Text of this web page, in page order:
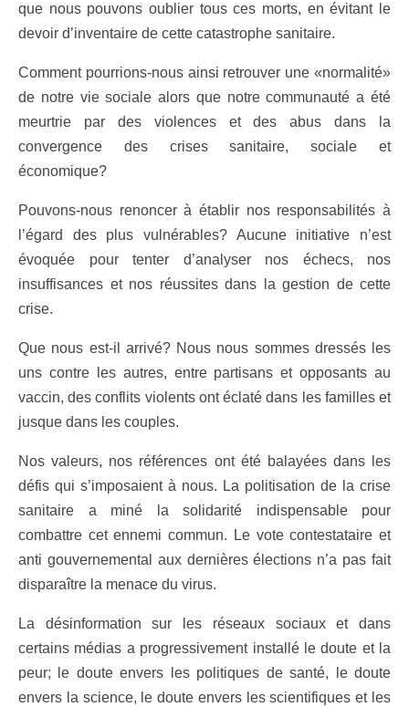
que nous pouvons oublier tous ces morts, en évitant le
devoir d’inventaire de cette catastrophe sanitaire.
Comment pourrions-nous ainsi retrouver une «normalité»
de notre vie sociale alors que notre communauté a été
meurtrie par des violences et des abus dans la
convergence des crises sanitaire, sociale et
économique?
Pouvons-nous renoncer à établir nos responsabilités à
l’égard des plus vulnérables? Aucune initiative n’est
évoquée pour tenter d’analyser nos échecs, nos
insuffisances et nos réussites dans la gestion de cette
crise.
Que nous est-il arrivé? Nous nous sommes dressés les
uns contre les autres, entre partisans et opposants au
vaccin, des conflits violents ont éclaté dans les familles et
jusque dans les couples.
Nos valeurs, nos références ont été balayées dans les
défis qui s’imposaient à nous. La politisation de la crise
sanitaire a miné la solidarité indispensable pour
combattre cet ennemi commun. Le vote contestataire et
anti gouvernemental aux dernières élections n’a pas fait
disparaître la menace du virus.
La désinformation sur les réseaux sociaux et dans
certains médias a progressivement installé le doute et la
peur; le doute envers les politiques de santé, le doute
envers la science, le doute envers les scientifiques et les